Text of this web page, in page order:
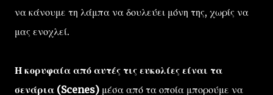
να κάνουμε τη λάμπα να δουλεύει μόνη της, χωρίς να
μας ενοχλεί.
Η κορυφαία από αυτές τις ευκολίες είναι τα
σενάρια (Scenes) μέσα από τα οποία μπορούμε να